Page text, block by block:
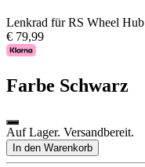
Lenkrad für RS Wheel Hub
€ 79,99
Farbe Schwarz
Auf Lager. Versandbereit.
In den Warenkorb